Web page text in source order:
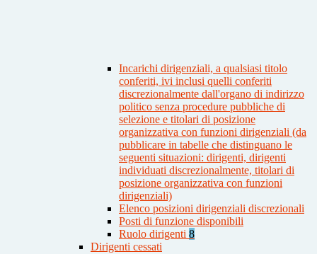
Incarichi dirigenziali, a qualsiasi titolo
conferiti, ivi inclusi quelli conferiti
discrezionalmente dall'organo di indirizzo
politico senza procedure pubbliche di
selezione e titolari di posizione
organizzativa con funzioni dirigenziali (da
pubblicare in tabelle che distinguano le
seguenti situazioni: dirigenti, dirigenti
individuati discrezionalmente, titolari di
posizione organizzativa con funzioni
dirigenziali)
Elenco posizioni dirigenziali discrezionali
Posti di funzione disponibili
Ruolo dirigenti 8
Dirigenti cessati